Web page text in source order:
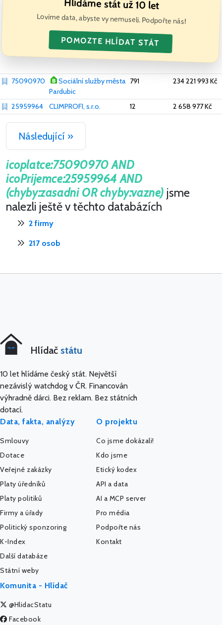
Hlídáme stát už 10 let
Lovíme data, abyste vy nemuseli. Podpořte nás!
POMOZTE HLÍDAT STÁT
75090970
Sociální služby města
Pardubic
791 234 221 993 Kč
25959964 CLIMPROFI, s.r.o. 12 2 658 977 Kč
Následující »
icoplatce:75090970 AND
icoPrijemce:25959964 AND
(chyby:zasadni OR chyby:vazne) jsme
nalezli ještě v těchto databázích
2 firmy
217 osob
Hlídač státu
10 let hlídáme český stát. Největší
nezávislý watchdog v ČR. Financován
výhradně dárci. Bez reklam. Bez státních
dotací.
Data, fakta, analýzy
Smlouvy
Dotace
Veřejné zakázky
Platy úředníků
Platy politiků
Firmy a úřady
Politický sponzoring
K-Index
Další databáze
Státní weby
O projektu
Co jsme dokázali!
Kdo jsme
Etický kodex
API a data
AI a MCP server
Pro média
Podpořte nás
Kontakt
Komunita - Hlídač
@HlidacStatu
Facebook